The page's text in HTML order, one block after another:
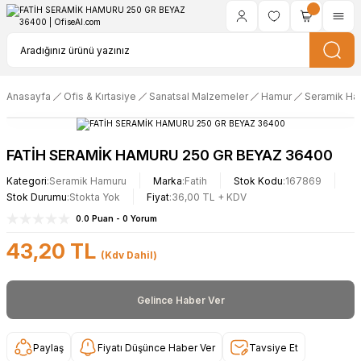
Anasayfa Ofis & Kırtasiye Sanatsal Malzemeler Hamur Seramik
FATİH SERAMİK HAMURU 250 GR BEYAZ 36400
Kategori Seramik Hamuru Marka Fatih Stok Kodu 167869
Stok Durumu Stokta Yok Fiyat 36,00 TL + KDV
0.0 Puan - 0 Yorum
43,20 TL (Kdv Dahil)
Gelince Haber Ver
Paylaş Fiyatı Düşünce Haber Ver Tavsiye Et